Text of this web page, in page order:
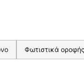
Φωτιστικά